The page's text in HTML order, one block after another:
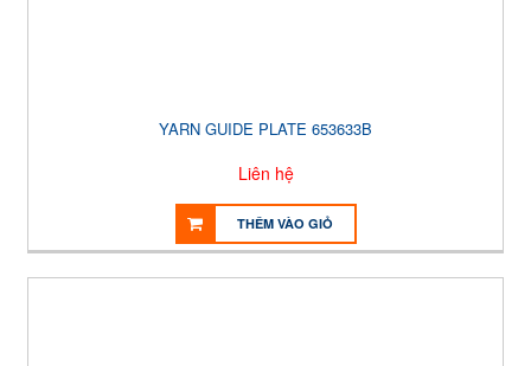
YARN GUIDE PLATE 653633B
Liên hệ
THÊM VÀO GIỎ